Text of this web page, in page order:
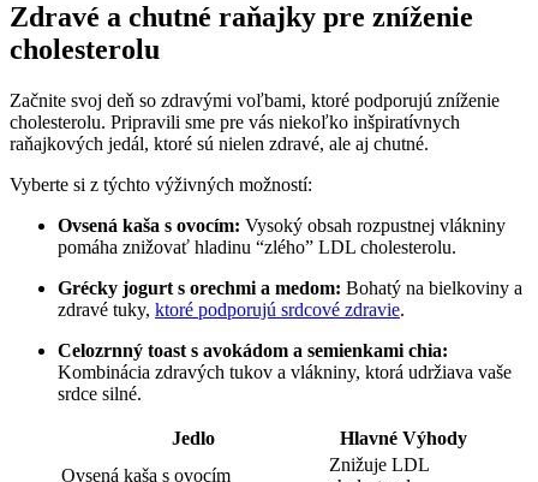
Zdravé a ⁢chutné raňajky pre zníženie
cholesterolu
Začnite svoj‍ deň so ‍zdravými voľbami, ktoré podporujú zníženie
cholesterolu. Pripravili sme pre vás ​niekoľko‌ inšpiratívnych
raňajkových jedál, ktoré sú ⁣nielen zdravé, ale ⁤aj chutné.
Vyberte ‌si z týchto výživných ⁣možností:
Ovsená ⁣kaša s ovocím: Vysoký‌ obsah‍ rozpustnej vlákniny
pomáha znižovať hladinu “zlého” LDL cholesterolu.
Grécky jogurt ‌s orechmi a medom: Bohatý​ na bielkoviny a
zdravé ‍tuky, ktoré podporujú srdcové zdravie.
Celozrnný toast s ⁤avokádom a⁤ semienkami chia:
Kombinácia​ zdravých tukov a vlákniny, ​ktorá⁣ udržiava ⁣vaše
srdce ⁤silné.
Jedlo
Hlavné Výhody
Ovsená kaša ⁢s ovocím
Znižuje LDL